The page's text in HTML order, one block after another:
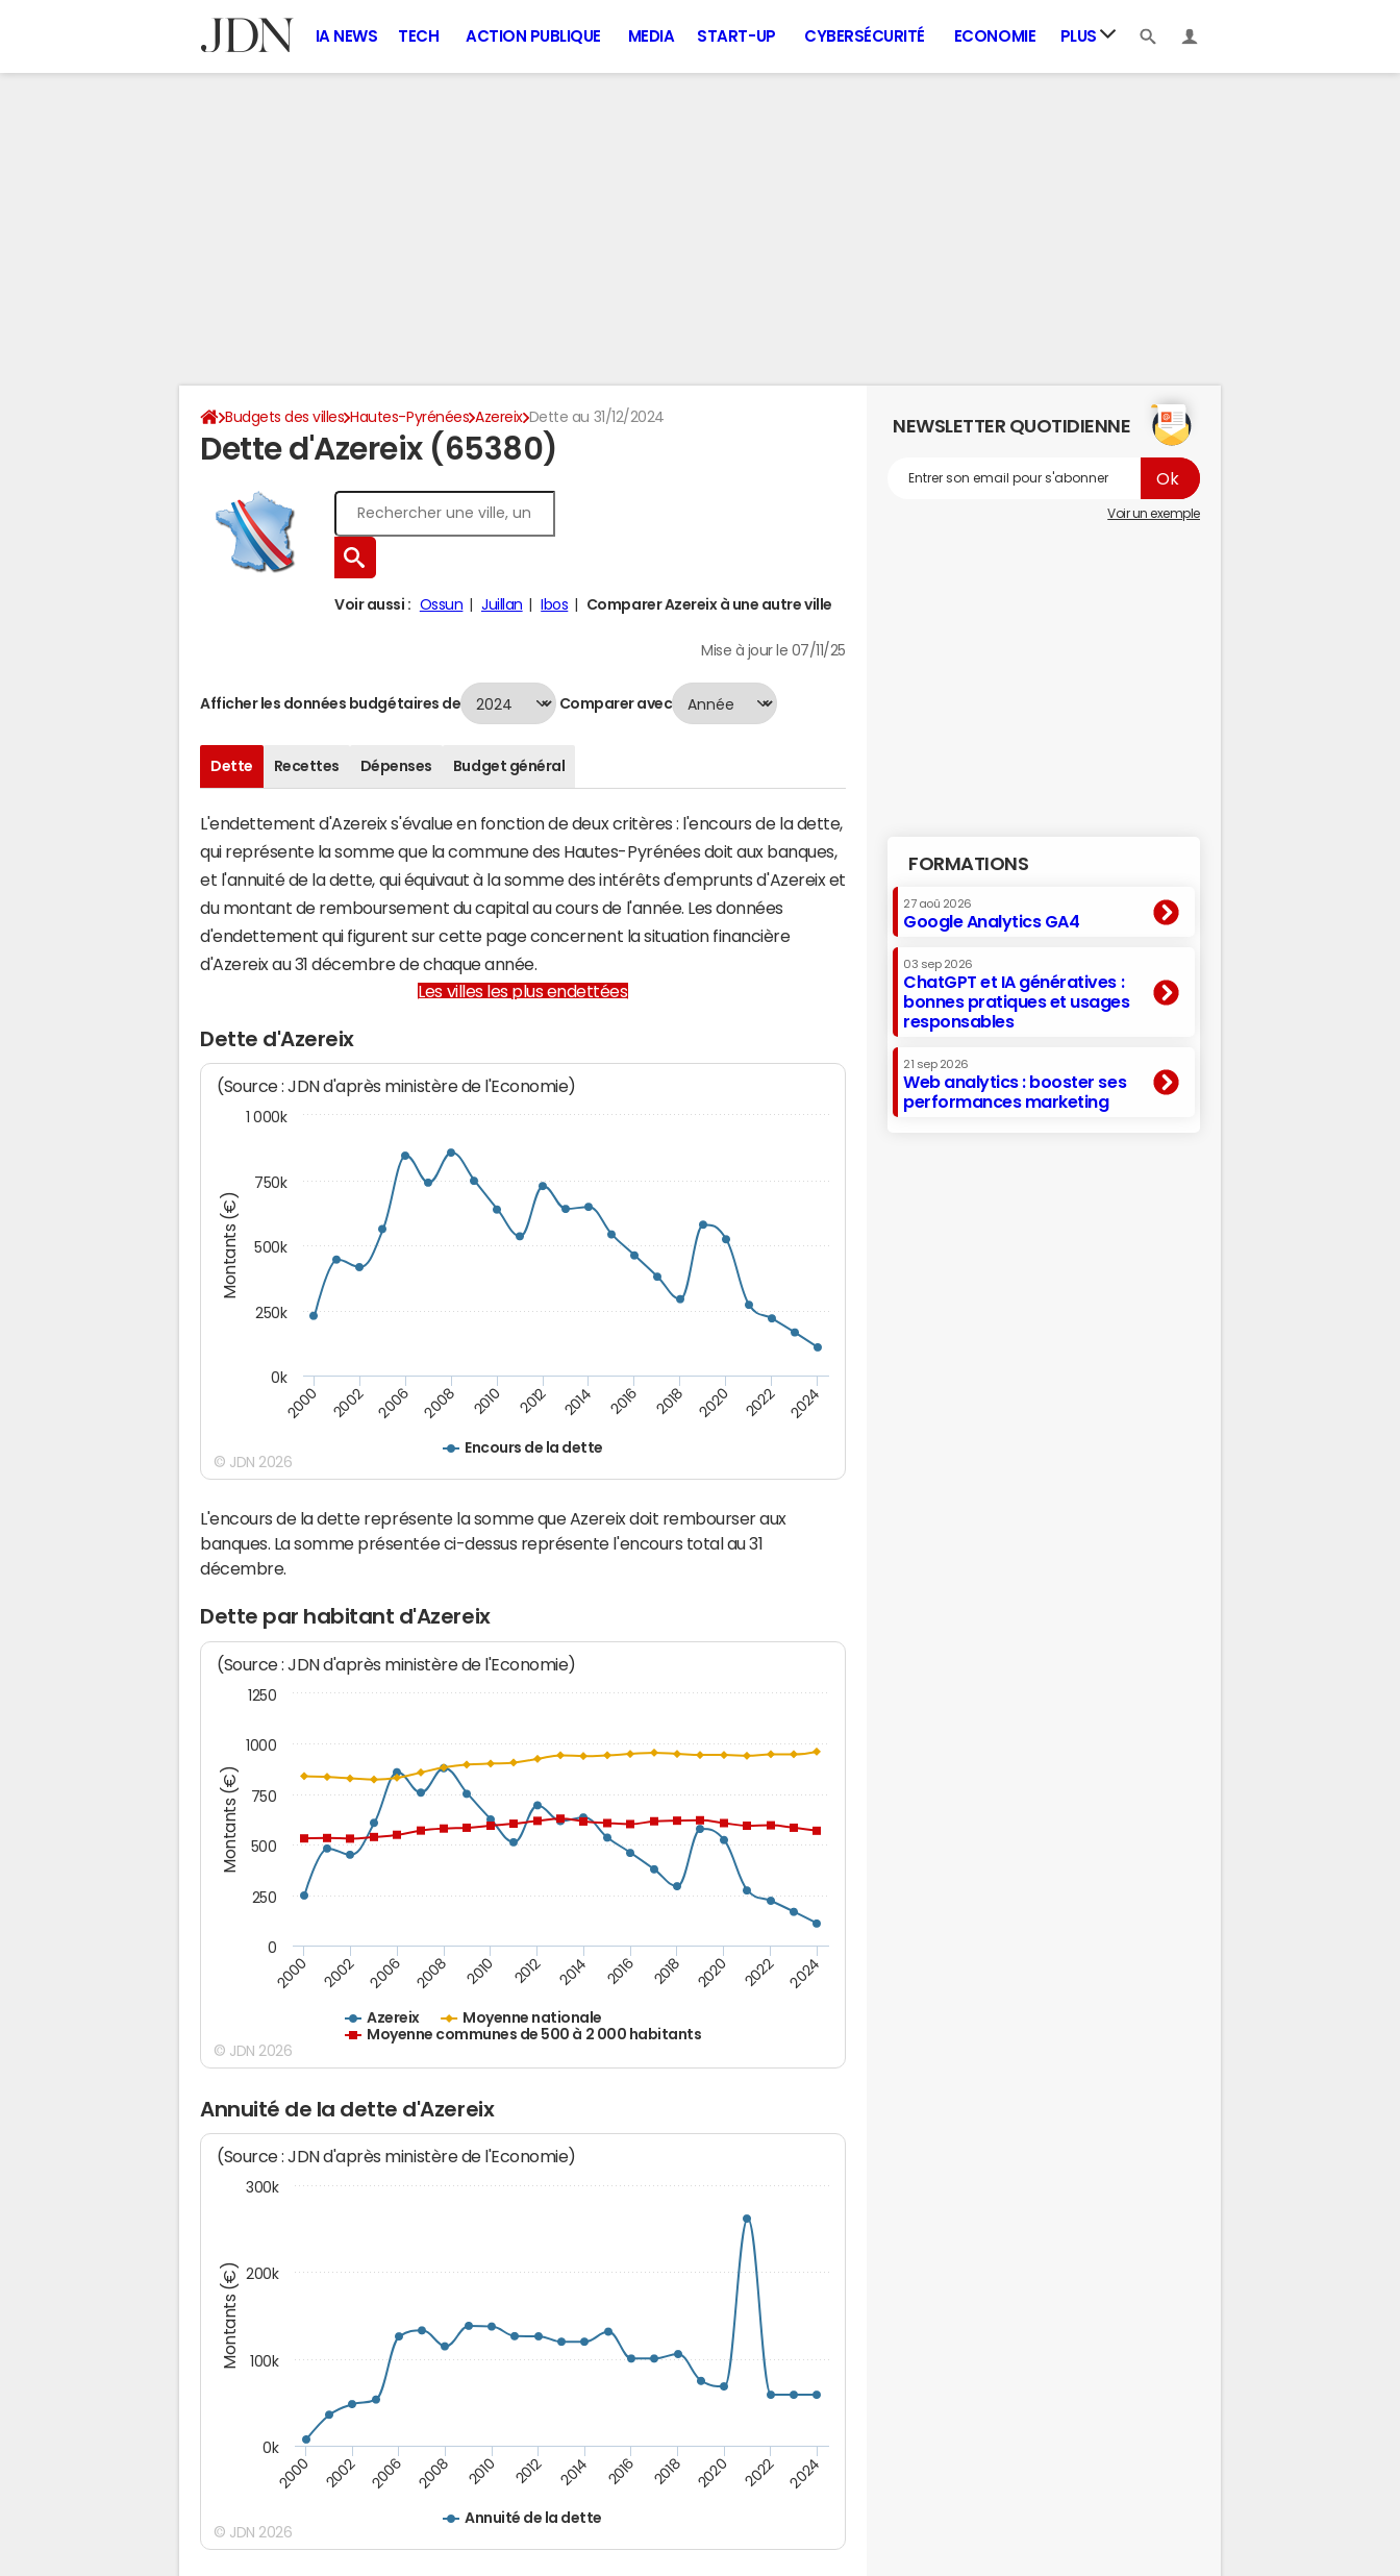
IA NEWS TECH ACTION PUBLIQUE MEDIA START-UP CYBERSÉCURITÉ ECONOMIE PLUS
Budgets des villes Hautes-Pyrénées Azereix Dette au 31/12/2024
Dette d'Azereix (65380)
Voir aussi : Ossun Juillan Ibos Comparer Azereix à une autre ville
Mise à jour le 07/11/25
Afficher les données budgétaires de Comparer avec
Dette Recettes Dépenses Budget général
L'endettement d'Azereix s'évalue en fonction de deux critères : l'encours de la dette,
qui représente la somme que la commune des Hautes-Pyrénées doit aux banques,
et l'annuité de la dette, qui équivaut à la somme des intérêts d'emprunts d'Azereix et
du montant de remboursement du capital au cours de l'année. Les données
d'endettement qui figurent sur cette page concernent la situation financière
d'Azereix au 31 décembre de chaque année.
Les villes les plus endettées
Dette d'Azereix
Montants (€)
(Source : JDN d'après ministère de l'Economie)
Encours de la dette
2000 2002 2006 2008 2010 2012 2014 2016 2018 2020 2022 2024
0k
1 000k
250k
500k
750k
© JDN 2026
L'encours de la dette représente la somme que Azereix doit rembourser aux
banques. La somme présentée ci-dessus représente l'encours total au 31
décembre.
Dette par habitant d'Azereix
Montants (€)
(Source : JDN d'après ministère de l'Economie)
Azereix
Moyenne nationale
Moyenne communes de 500 à 2 000 habitants
2000 2002 2006 2008 2010 2012 2014 2016 2018 2020 2022 2024
0
250
500
750
1000
1250
© JDN 2026
Annuité de la dette d'Azereix
Montants (€)
(Source : JDN d'après ministère de l'Economie)
Annuité de la dette
2000 2002 2006 2008 2010 2012 2014 2016 2018 2020 2022 2024
0k
100k
200k
300k
© JDN 2026
NEWSLETTER QUOTIDIENNE
Voir un exemple
FORMATIONS
27 aoû 2026
Google Analytics GA4
03 sep 2026
ChatGPT et IA génératives :
bonnes pratiques et usages
responsables
21 sep 2026
Web analytics : booster ses
performances marketing